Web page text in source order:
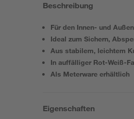
Beschreibung
Für den Innen- und
Ideal zum Sichern,
Aus stabilem, leichtem
In auffälliger Rot-Weiß-
Als Meterware erhältlich
Eigenschaften